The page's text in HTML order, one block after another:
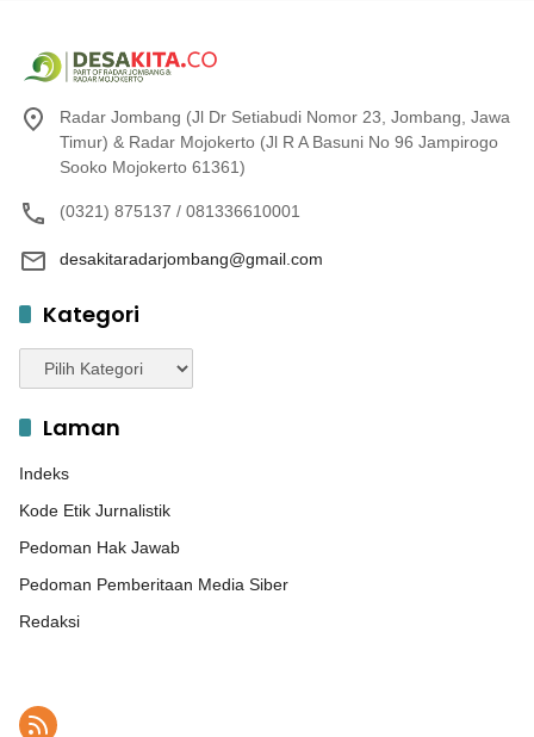
Radar Jombang (Jl Dr Setiabudi Nomor 23, Jombang, Jawa
Timur) & Radar Mojokerto (Jl R A Basuni No 96 Jampirogo
Sooko Mojokerto 61361)
(0321) 875137 / 081336610001
desakitaradarjombang@gmail.com
Kategori
Kategori
Laman
Indeks
Kode Etik Jurnalistik
Pedoman Hak Jawab
Pedoman Pemberitaan Media Siber
Redaksi